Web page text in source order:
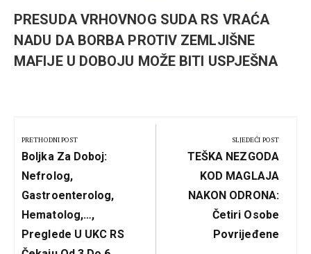
PRESUDA VRHOVNOG SUDA RS VRAĆA
NADU DA BORBA PROTIV ZEMLJIŠNE
MAFIJE U DOBOJU MOŽE BITI USPJEŠNA
članka
PRETHODNI POST
Previous
Post:
Boljka Za Doboj:
Nefrolog,
Gastroenterolog,
Hematolog,…,
Preglede U UKC RS
SLJEDEĆI POST
Next
Post:
TEŠKA NEZGODA
KOD MAGLAJA
NAKON ODRONA:
Četiri Osobe
Povrijeđene